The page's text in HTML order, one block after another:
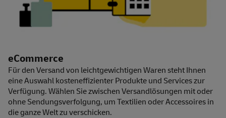
eCommerce
Für den Versand von leichtgewichtigen Waren steht Ihnen
eine Auswahl kosteneffizienter Produkte und Services zur
Verfügung. Wählen Sie zwischen Versandlösungen mit oder
ohne Sendungsverfolgung, um Textilien oder Accessoires in
die ganze Welt zu verschicken.